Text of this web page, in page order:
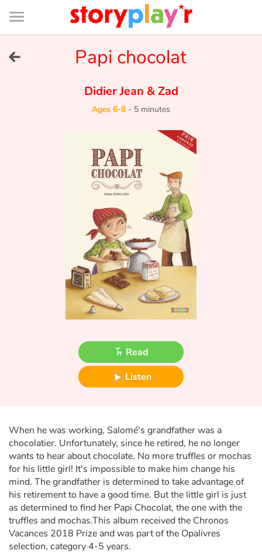
Connexion
Bibliothèque
de
page
Tales and classics in french
Fable, myth, literature and poetry
Princesses and princes, kings, queens and dragons
Heroines and Heroes
Ecology, nature, seasons
Travel, epic, investigation, adventure
Around the world
Learning
Arts, space, activities
Papi chocolat
Didier Jean &Zad
Ages 6-8 - 5 minutes
Read
Listen
When he was working, Salomé's grandfather was a
chocolatier. Unfortunately, since he retired, he no longer
wants to hear about chocolate. No more truffles or mochas
for his little girl! It's impossible to make him change his
mind. The grandfather is determined to take advantage of
his retirement to have a good time. But the little girl is just
as determined to find her Papi Chocolat, the one with the
truffles and mochas.This album received the Chronos
Vacances 2018 Prize and was part of the Opalivres
selection, category 4-5 years.